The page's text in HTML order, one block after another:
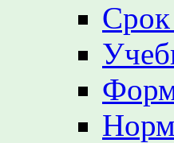
Срок